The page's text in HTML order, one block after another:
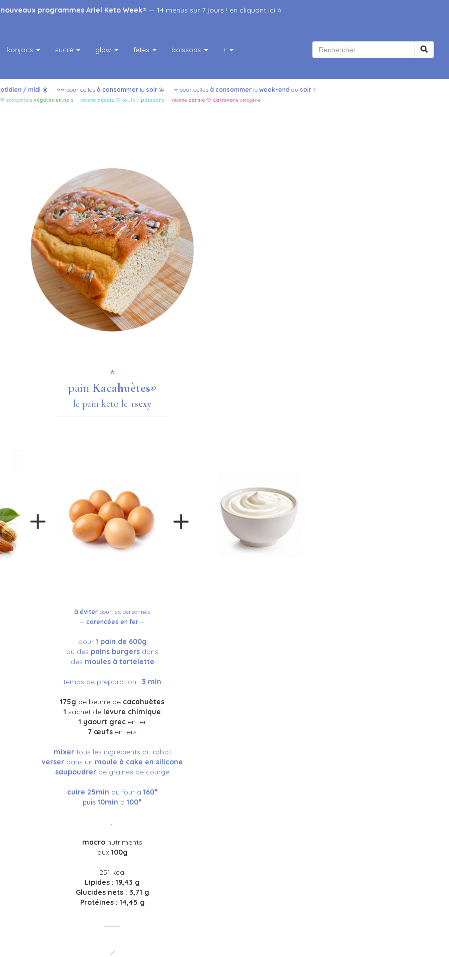
nouveaux programmes Ariel Keto Week® — 14 menus sur 7 jours ! en cliquant ici ⭐️
konjacs sucré glow fêtes boissons +
/ midi ☀️ — ⭐️⭐️ pour celles à consommer le soir 💫 — ⭐️ pour celles à consommer le week-end au soir ✨
compatible végétarien.ne.s recette pescie 🩵œufs / poissons recette carnie 🩷 carnivorecétogène
⭐️
pain Kacahuètes®
le pain keto le +sexy
à éviter pour les personnes
— carencées en fer —
pour 1 pain de 600g
ou des pains burgers dans
des moules à tartelette
temps de préparation : 3 min
175g de beurre de cacahuètes
1 sachet de levure chimique
1 yaourt grec entier
7 œufs entiers
mixertous les ingrédients au robot
verser dans un moule à cake en silicone
saupoudrer de graines de courge
cuire 25min au four à 160°
puis 10min à 100°
.
macro nutriments
aux 100g
251 kcal
Lipides : 19,43 g
Glucides nets : 3,71 g
Protéines : 14,45 g
✅